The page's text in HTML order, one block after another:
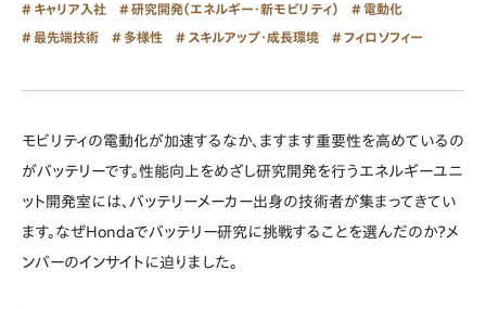
キャリア入社 研究開発（エネルギー・新モビリティ） 電動化
最先端技術 多様性 スキルアップ・成長環境 フィロソフィー
モビリティの電動化が加速するなか、ますます重要性を高めているの
がバッテリーです。性能向上をめざし研究開発を行うエネルギーユニ
ット開発室には、バッテリーメーカー出身の技術者が集まってきてい
ます。なぜHondaでバッテリー研究に挑戦することを選んだのか？メ
ンバーのインサイトに迫りました。